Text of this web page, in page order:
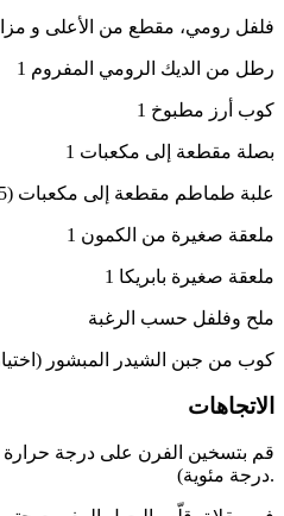
4 فلفل رومي، مقطع من الأعلى و
1 رطل من الديك الرومي المفروم
1 كوب أرز مطبوخ
1 بصلة مقطعة إلى مكعبات
1 علبة طماطم مقطعة إلى مكعبات (14.5 أونصة)
1 ملعقة صغيرة من الكمون
1 ملعقة صغيرة بابريكا
ملح وفلفل حسب الرغبة
½ كوب من جبن الشيدر المبشور
الاتجاهات
درجة مئوية).